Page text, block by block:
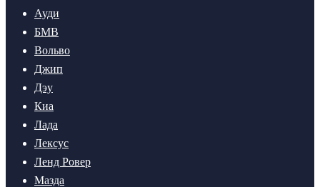
Ауди
БМВ
Вольво
Джип
Дэу
Киа
Лада
Лексус
Ленд Ровер
Мазда